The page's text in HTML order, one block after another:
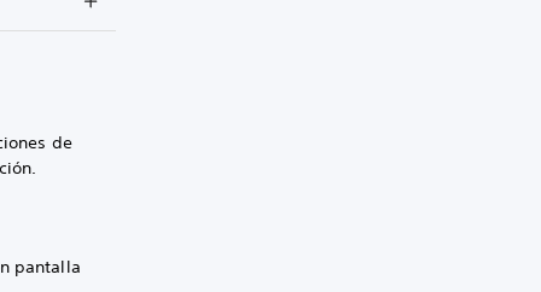
de
pantalla